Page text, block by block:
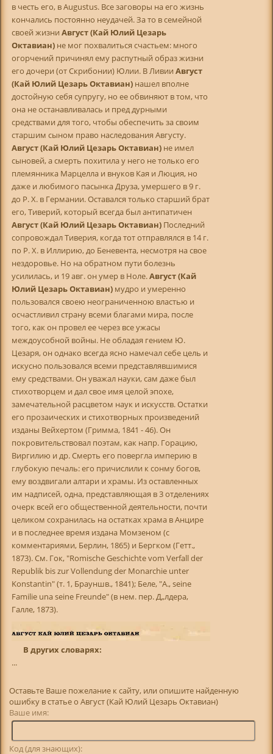
в честь его, в Augustus. Все заговоры на его жизнь
кончались постоянно неудачей. За то в семейной
своей жизни Август (Кай Юлий Цезарь
Октавиан) не мог похвалиться счастьем: много
огорчений причинял ему распутный образ жизни
его дочери (от Скрибонии) Юлии. В Ливии Август
(Кай Юлий Цезарь Октавиан) нашел вполне
достойную себя супругу, но ее обвиняют в том, что
она не останавливалась и пред дурными
средствами для того, чтобы обеспечить за своим
старшим сыном право наследования Августу.
Август (Кай Юлий Цезарь Октавиан) не имел
сыновей, а смерть похитила у него не только его
племянника Марцелла и внуков Кая и Люция, но
даже и любимого пасынка Друза, умершего в 9 г.
до Р. X. в Германии. Оставался только старший брат
его, Тиверий, который всегда был антипатичен
Август (Кай Юлий Цезарь Октавиан) Последний
сопровождал Тиверия, когда тот отправлялся в 14 г.
по Р. X. в Иллирию, до Беневента, несмотря на свое
нездоровье. Но на обратном пути болезнь
усилилась, и 19 авг. он умер в Ноле.Август (Кай
Юлий Цезарь Октавиан) мудро и умеренно
пользовался своею неограниченною властью и
осчастливил страну всеми благами мира, после
того, как он провел ее через все ужасы
междоусобной войны. Не обладая гением Ю.
Цезаря, он однако всегда ясно намечал себе цель и
искусно пользовался всеми представлявшимися
ему средствами. Он уважал науки, сам даже был
стихотворцем и дал свое имя целой эпохе,
замечательной расцветом наук и искусств. Остатки
его прозаических и стихотворных произведений
изданы Вейхертом (Гримма, 1841 - 46). Он
покровительствовал поэтам, как напр. Горацию,
Виргилию и др. Смерть его повергла империю в
глубокую печаль: его причислили к сонму богов,
ему воздвигали алтари и храмы. Из оставленных
им надписей, одна, представляющая в 3 отделениях
очерк всей его общественной деятельности, почти
целиком сохранилась на остатках храма в Анцире
и в последнее время издана Момзеном (с
комментариями, Берлин, 1865) и Бергком (Гетт.,
1873). См. Гок, "Romische Geschichte vom Verfall der
Republik bis zur Vollendung der Monarchie unter
Konstantin" (т. 1, Брауншв., 1841); Беле, "A., seine
Familie una seine Freunde" (в нем. пер. Д„лдера,
Галле, 1873).
В других словарях:
...
Оставьте Ваше пожелание к сайту, или опишите найденную
ошибку в статье о Август (Кай Юлий Цезарь Октавиан)
Ваше имя:
Код (для знающих):